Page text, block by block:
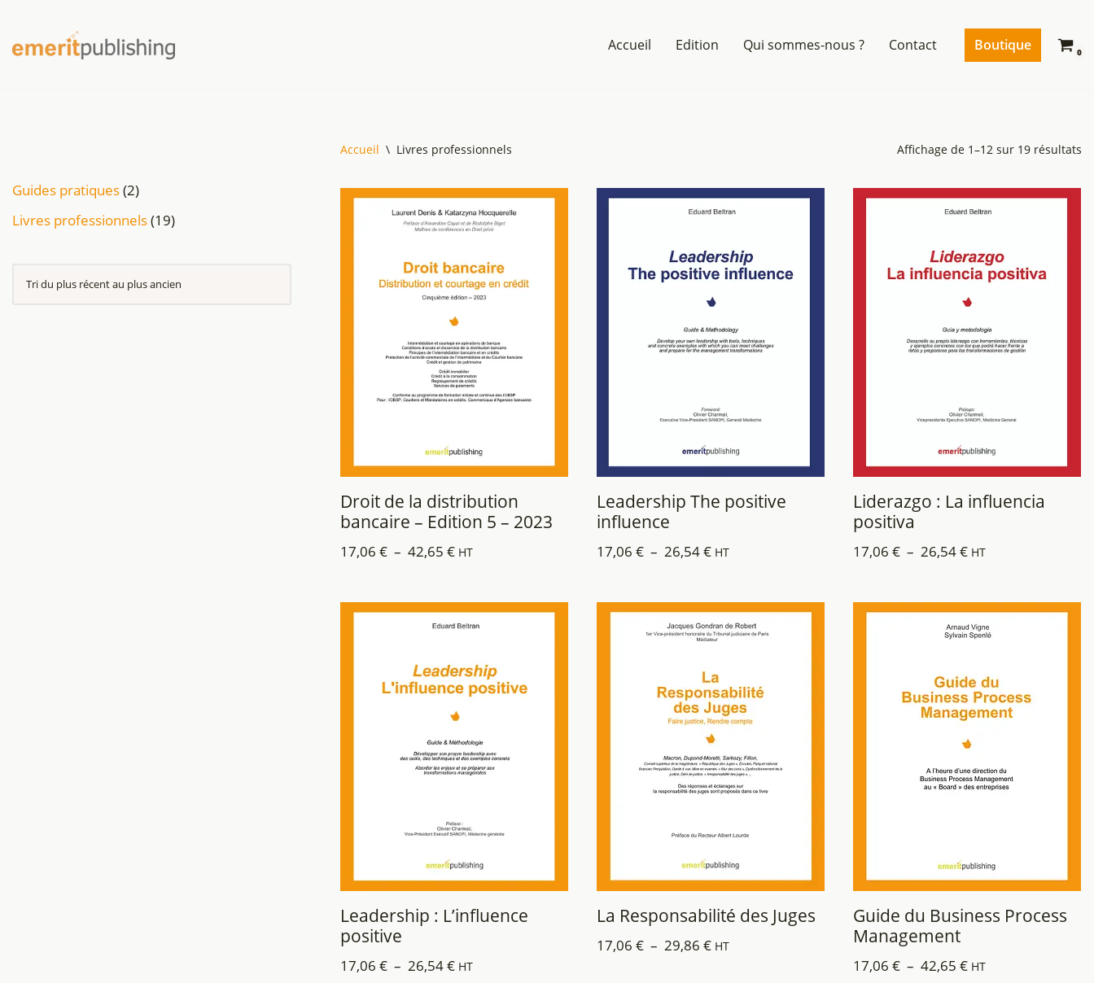
Aller
Accueil Edition Qui sommes-nous ? Contact Boutique 0
Guides pratiques 2
Livres professionnels 19
Accueil \ Livres professionnels Affichage de 1–12 sur 19 résultats
Droit de la distribution
bancaire – Edition 5 – 2023
17,06€ – 42,65€ HT
Leadership The positive
influence
17,06 € – 26,54€ HT
Liderazgo : La influencia
positiva
17,06 € – 26,54€ HT
Leadership : L’influence
positive
17,06€ – 26,54€ HT
La Responsabilité des Juges
17,06 € – 29,86 € HT
Guide du Business Process
Management
17,06 € – 42,65 € HT